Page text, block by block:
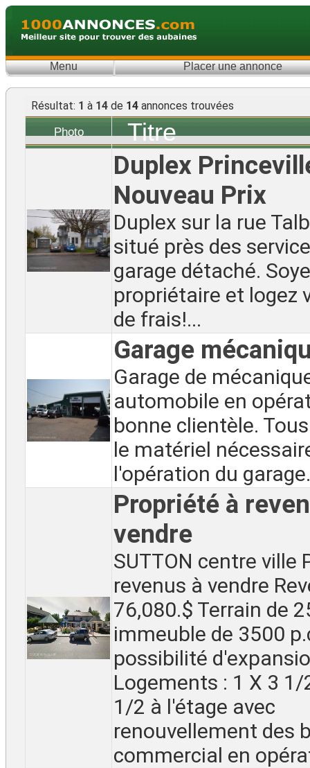
Menu Placer une annonce
Résultat: 1 à 14 de 14 annonces trouvées
Photo
Titre
Duplex
Nouveau Prix
Duplex sur la rue
situé près des
garage détaché.
propriétaire et logez
de frais!...
Garage
Garage de
automobile en
bonne clientèle.
le matériel
l'opération du
Propriété à
vendre
SUTTON centre ville
revenus à vendre
76,080.$ Terrain de
immeuble de 3500
possibilité
Logements : 1 X 3 1/
1/2 à l'étage avec
renouvellement des
commercial en